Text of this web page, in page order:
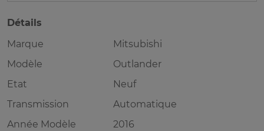
Détails
Marque
Mitsubishi
Modèle
Outlander
Etat
Neuf
Transmission
Automatique
Année Modèle
2016